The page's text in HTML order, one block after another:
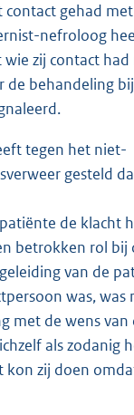
contact gehad met
nefroloog
zij contact
de behandeling
tegen het niet-
gesteld
de klacht
betrokken rol bij
van de
was, was
met de wens
als zodanig
kon zij doen